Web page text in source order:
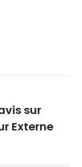
sur
Externe